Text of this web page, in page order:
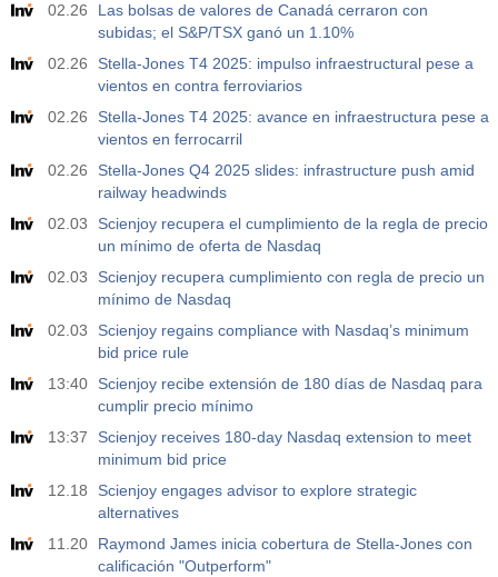
02.26
Las bolsas de valores de Canadá cerraron con
subidas; el S&P/TSX ganó un 1.10%
02.26
Stella-Jones T4 2025: impulso infraestructural pese a
vientos en contra ferroviarios
02.26
Stella-Jones T4 2025: avance en infraestructura pese a
vientos en ferrocarril
02.26
Stella-Jones Q4 2025 slides: infrastructure push amid
railway headwinds
02.03
Scienjoy recupera el cumplimiento de la regla de precio
un mínimo de oferta de Nasdaq
02.03
Scienjoy recupera cumplimiento con regla de precio un
mínimo de Nasdaq
02.03
Scienjoy regains compliance with Nasdaq’s minimum
bid price rule
13:40
Scienjoy recibe extensión de 180 días de Nasdaq para
cumplir precio mínimo
13:37
Scienjoy receives 180-day Nasdaq extension to meet
minimum bid price
12.18
Scienjoy engages advisor to explore strategic
alternatives
11.20
Raymond James inicia cobertura de Stella-Jones con
calificación "Outperform"